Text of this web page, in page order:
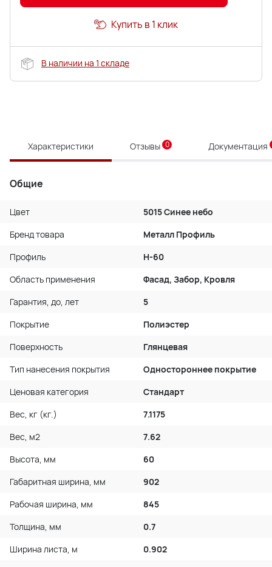
Купить в 1 клик
В наличии на 1 складе
Характеристики Отзывы 0 Документация
Общие
Цвет
5015 Синее небо
Бренд товара
Металл Профиль
Профиль
Н-60
Область применения
Фасад, Забор, Кровля
Гарантия, до, лет
5
Покрытие
Полиэстер
Поверхность
Глянцевая
Тип нанесения покрытия
Одностороннее покрытие
Ценовая категория
Стандарт
Вес, кг (кг.)
7.1175
Вес, м2
7.62
Высота, мм
60
Габаритная ширина, мм
902
Рабочая ширина, мм
845
Толщина, мм
0.7
Ширина листа, м
0.902